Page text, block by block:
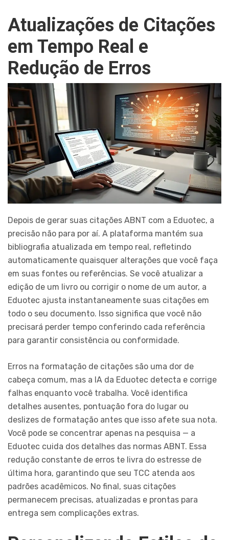
Atualizações de Citações
em Tempo Real e
Redução de Erros
Depois de gerar suas citações ABNT com a Eduotec, a
precisão não para por aí. A plataforma mantém sua
bibliografia atualizada em tempo real, refletindo
automaticamente quaisquer alterações que você faça
em suas fontes ou referências. Se você atualizar a
edição de um livro ou corrigir o nome de um autor, a
Eduotec ajusta instantaneamente suas citações em
todo o seu documento. Isso significa que você não
precisará perder tempo conferindo cada referência
para garantir consistência ou conformidade.
Erros na formatação de citações são uma dor de
cabeça comum, mas a IA da Eduotec detecta e corrige
falhas enquanto você trabalha. Você identifica
detalhes ausentes, pontuação fora do lugar ou
deslizes de formatação antes que isso afete sua nota.
Você pode se concentrar apenas na pesquisa — a
Eduotec cuida dos detalhes das normas ABNT. Essa
redução constante de erros te livra do estresse de
última hora, garantindo que seu TCC atenda aos
padrões acadêmicos. No final, suas citações
permanecem precisas, atualizadas e prontas para
entrega sem complicações extras.